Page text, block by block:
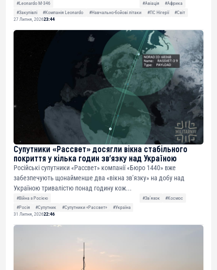
#Leonardo M-346 #Авіація
#Африка
#Закупівлі
#Компанія Leonardo #Навчально-бойові літаки #ПС Нігерії
#Світ
27 Липня, 202623:44
Супутники «Рассвет» досягли вікна стабільного
покриття у кілька годин зв’язку над Україною
Російські супутники «Рассвет» компанії «Бюро 1440» вже
забезпечують щонайменше два «вікна зв’язку» на добу над
Україною тривалістю понад годину кож...
#Війна з Росією #Звʼязок
#Космос
#Росія
#Супутник #Супутники «Рассвет»
#Україна
31 Липня, 202622:46